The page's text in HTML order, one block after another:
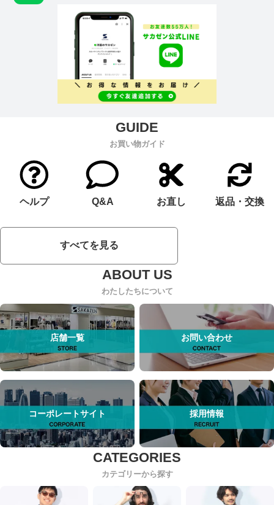
お買い物ガイド
ヘルプ Q&A お直し 返品・交換
すべてを見る
わたしたちについて
店舗一覧 お問い合わせ
コーポレートサイト 採用情報
カテゴリーから探す